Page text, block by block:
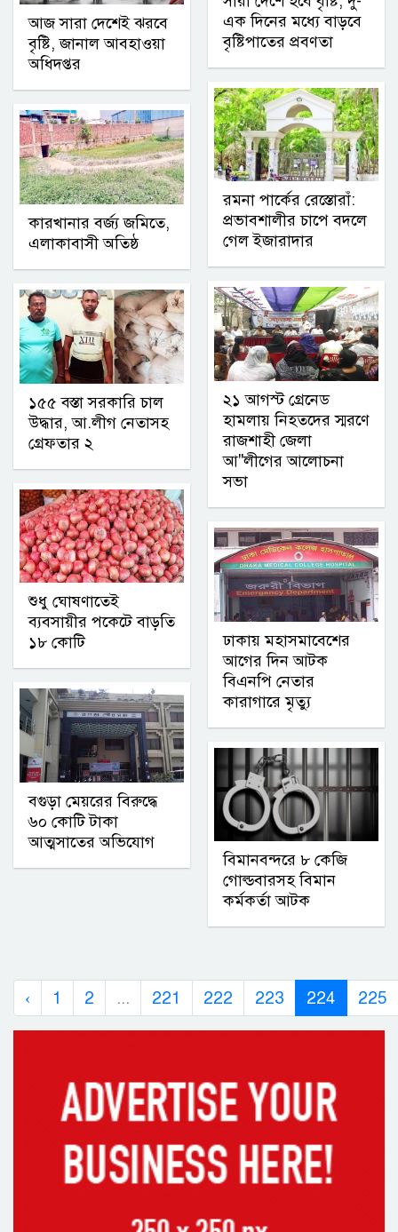
আজ সারা দেশেই ঝরবে
বৃষ্টি, জানাল আবহাওয়া
অধিদপ্তর
কারখানার বর্জ্য জমিতে,
এলাকাবাসী অতিষ্ঠ
১৫৫ বস্তা সরকারি চাল
উদ্ধার, আ.লীগ নেতাসহ
গ্রেফতার ২
শুধু ঘোষণাতেই
ব্যবসায়ীর পকেটে বাড়তি
১৮ কোটি
বগুড়া মেয়রের বিরুদ্ধে
৬০ কোটি টাকা
আত্মসাতের অভিযোগ
এক দিনের মধ্যে বাড়বে
বৃষ্টিপাতের প্রবণতা
রমনা পার্কের রেস্তোরাঁ:
প্রভাবশালীর চাপে বদলে
গেল ইজারাদার
২১ আগস্ট গ্রেনেড
হামলায় নিহতদের স্মরণে
রাজশাহী জেলা
আ"লীগের আলোচনা
সভা
ঢাকায় মহাসমাবেশের
আগের দিন আটক
বিএনপি নেতার
কারাগারে মৃত্যু
বিমানবন্দরে ৮ কেজি
গোল্ডবারসহ বিমান
কর্মকর্তা আটক
‹ 1 2 ... 221 222 223 224 225